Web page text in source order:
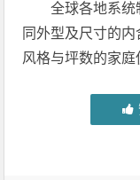
全球各地系统
同外型及尺寸的
风格与坪数的家庭